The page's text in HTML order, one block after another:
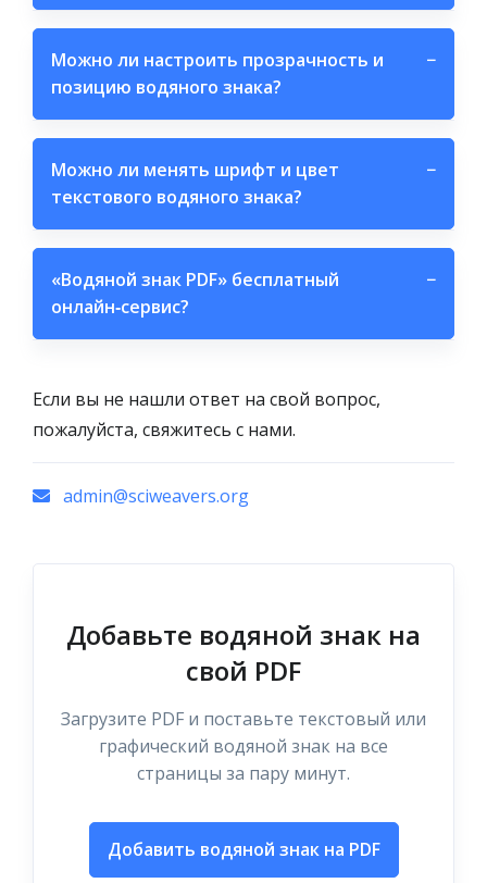
Можно ли настроить прозрачность и
позицию водяного знака?
−
Можно ли менять шрифт и цвет
текстового водяного знака?
−
«Водяной знак PDF» бесплатный
онлайн‑сервис?
−
Если вы не нашли ответ на свой вопрос,
пожалуйста, свяжитесь с нами.
admin@sciweavers.org
Добавьте водяной знак на
свой PDF
Загрузите PDF и поставьте текстовый или
графический водяной знак на все
страницы за пару минут.
Добавить водяной знак на PDF